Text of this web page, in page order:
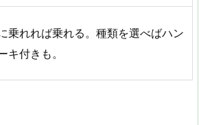
乗れれば乗れる。種類を選べばハン
キ付きも。